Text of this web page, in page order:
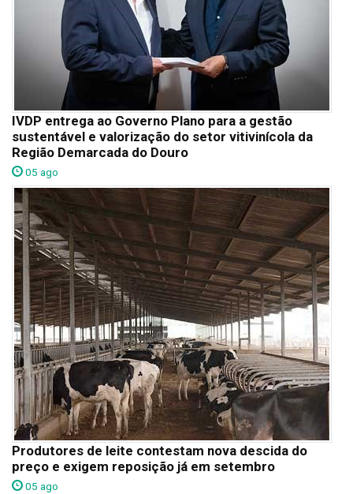
IVDP entrega ao Governo Plano para a gestão
sustentável e valorização do setor vitivinícola da
Região Demarcada do Douro
05 ago
Produtores de leite contestam nova descida do
preço e exigem reposição já em setembro
05 ago